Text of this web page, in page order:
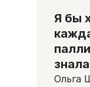
Я бы
Ольга